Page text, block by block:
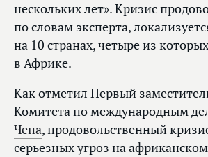
нескольких лет». Кризис
по словам эксперта,
на 10 странах, четыре из
в Африке.
Как отметил Первый
Комитета по международным
Чепа, продовольственный
серьезных угроз на